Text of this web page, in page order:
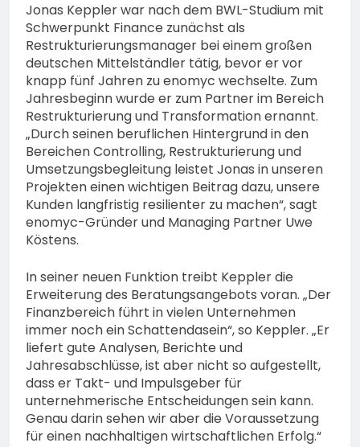
Jonas Keppler war nach dem BWL-Studium mit
Schwerpunkt Finance zunächst als
Restrukturierungsmanager bei einem großen
deutschen Mittelständler tätig, bevor er vor
knapp fünf Jahren zu enomyc wechselte. Zum
Jahresbeginn wurde er zum Partner im Bereich
Restrukturierung und Transformation ernannt.
„Durch seinen beruflichen Hintergrund in den
Bereichen Controlling, Restrukturierung und
Umsetzungsbegleitung leistet Jonas in unseren
Projekten einen wichtigen Beitrag dazu, unsere
Kunden langfristig resilienter zu machen“, sagt
enomyc-Gründer und Managing Partner Uwe
Köstens.
In seiner neuen Funktion treibt Keppler die
Erweiterung des Beratungsangebots voran. „Der
Finanzbereich führt in vielen Unternehmen
immer noch ein Schattendasein“, so Keppler. „Er
liefert gute Analysen, Berichte und
Jahresabschlüsse, ist aber nicht so aufgestellt,
dass er Takt- und Impulsgeber für
unternehmerische Entscheidungen sein kann.
Genau darin sehen wir aber die Voraussetzung
für einen nachhaltigen wirtschaftlichen Erfolg.“